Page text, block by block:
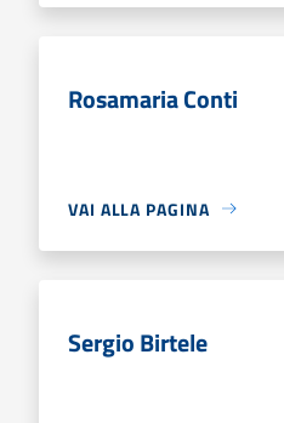
Rosamaria Conti
VAI ALLA PAGINA
Sergio Birtele